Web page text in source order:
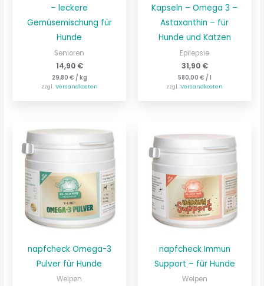
– leckere
Gemüsemischung für
Hunde
Senioren
14,90 €
29,80 € / kg
zzgl. Versandkosten
Kapseln – Omega 3 –
Astaxanthin – für
Hunde und Katzen
Epilepsie
31,90 €
580,00 € /
zzgl.Versandkosten
napfcheck Omega-3
Pulver für Hunde
Welpen
napfcheck Immun
Support – für Hunde
Welpen